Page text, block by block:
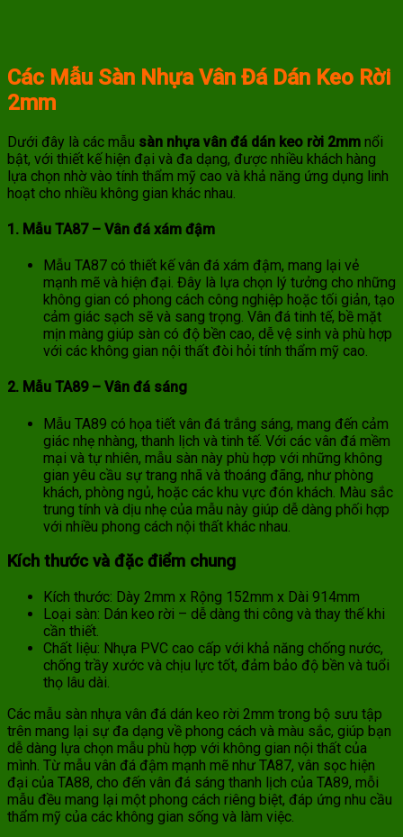
Các Mẫu Sàn Nhựa Vân Đá Dán Keo Rời
2mm
Dưới đây là các mẫu sàn nhựa vân đá dán keo rời 2mm nổi
bật, với thiết kế hiện đại và đa dạng, được nhiều khách hàng
lựa chọn nhờ vào tính thẩm mỹ cao và khả năng ứng dụng linh
hoạt cho nhiều không gian khác nhau.
1. Mẫu TA87 – Vân đá xám đậm
Mẫu TA87 có thiết kế vân đá xám đậm, mang lại vẻ
mạnh mẽ và hiện đại. Đây là lựa chọn lý tưởng cho những
không gian có phong cách công nghiệp hoặc tối giản, tạo
cảm giác sạch sẽ và sang trọng. Vân đá tinh tế, bề mặt
mịn màng giúp sàn có độ bền cao, dễ vệ sinh và phù hợp
với các không gian nội thất đòi hỏi tính thẩm mỹ cao.
2. Mẫu TA89 – Vân đá sáng
Mẫu TA89 có họa tiết vân đá trắng sáng, mang đến cảm
giác nhẹ nhàng, thanh lịch và tinh tế. Với các vân đá mềm
mại và tự nhiên, mẫu sàn này phù hợp với những không
gian yêu cầu sự trang nhã và thoáng đãng, như phòng
khách, phòng ngủ, hoặc các khu vực đón khách. Màu sắc
trung tính và dịu nhẹ của mẫu này giúp dễ dàng phối hợp
với nhiều phong cách nội thất khác nhau.
Kích thước và đặc điểm chung
Kích thước: Dày 2mm x Rộng 152mm x Dài 914mm
Loại sàn: Dán keo rời – dễ dàng thi công và thay thế khi
cần thiết.
Chất liệu: Nhựa PVC cao cấp với khả năng chống nước,
chống trầy xước và chịu lực tốt, đảm bảo độ bền và tuổi
thọ lâu dài.
Các mẫu sàn nhựa vân đá dán keo rời 2mm trong bộ sưu tập
trên mang lại sự đa dạng về phong cách và màu sắc, giúp bạn
dễ dàng lựa chọn mẫu phù hợp với không gian nội thất của
mình. Từ mẫu vân đá đậm mạnh mẽ như TA87, vân sọc hiện
đại của TA88, cho đến vân đá sáng thanh lịch của TA89, mỗi
mẫu đều mang lại một phong cách riêng biệt, đáp ứng nhu cầu
thẩm mỹ của các không gian sống và làm việc.